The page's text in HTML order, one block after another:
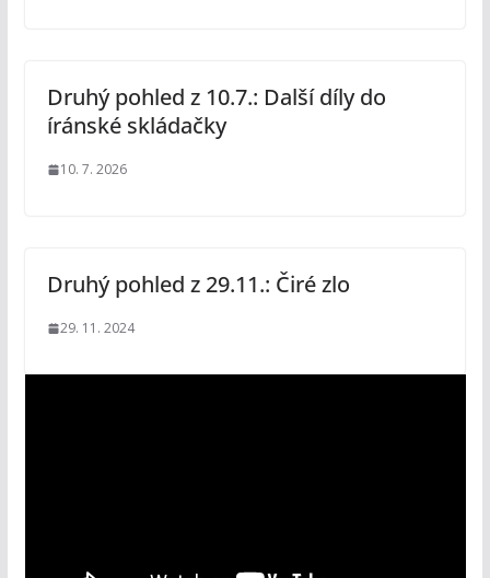
Druhý pohled z 10.7.: Další díly do
íránské skládačky
10. 7. 2026
Druhý pohled z 29.11.: Čiré zlo
29. 11. 2024